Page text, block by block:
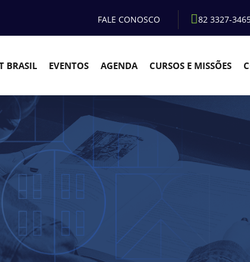
FALE CONOSCO 82 3327-
BRASIL EVENTOS AGENDA CURSOS E MISSÕES